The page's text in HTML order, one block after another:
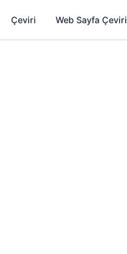
Çeviri Web Sayfa Çeviri